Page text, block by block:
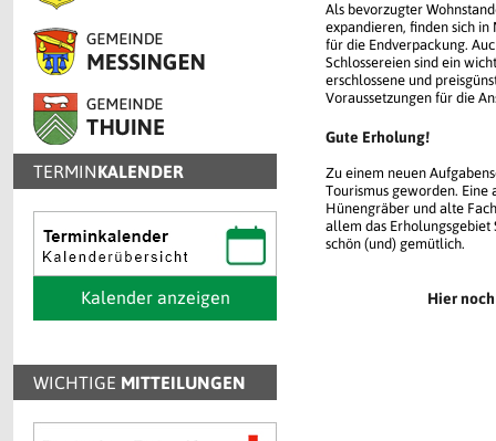
TERMINKALENDER
Kalender anzeigen
WICHTIGE MITTEILUNGEN
Als bevorzugter
expandieren, finden sich
für die Endverpackung.
Schlossereien sind ein
erschlossene und
Voraussetzungen für die
Gute Erholung!
Zu einem neuen
Tourismus geworden.
Hünengräber und alte
allem das Erholungsgebiet
schön (und) gemütlich.
Hier